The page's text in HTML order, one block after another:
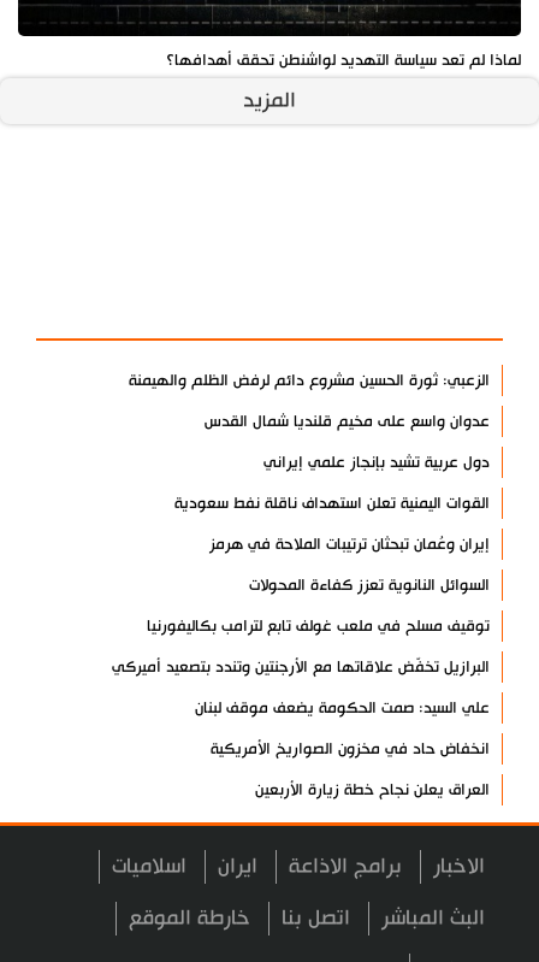
لماذا لم تعد سياسة التهديد لواشنطن تحقق أهدافها؟
المزيد
الزعبي: ثورة الحسين مشروع دائم لرفض الظلم والهيمنة
عدوان واسع على مخيم قلنديا شمال القدس
دول عربية تشيد بإنجاز علمي إيراني
القوات اليمنية تعلن استهداف ناقلة نفط سعودية
إيران وعُمان تبحثان ترتيبات الملاحة في هرمز
السوائل النانوية تعزز كفاءة المحولات
توقيف مسلح في ملعب غولف تابع لترامب بكاليفورنيا
البرازيل تخفّض علاقاتها مع الأرجنتين وتندد بتصعيد أميركي
علي السيد: صمت الحكومة يضعف موقف لبنان
انخفاض حاد في مخزون الصواريخ الأمريكية
العراق يعلن نجاح خطة زيارة الأربعين
رضائي: إيران جاهزة للدفاع عن سيادتها
رئيس بلدية طهران يلتقي مع متولي العتبة الحسينية ومحافظ كربلاء
تقرير مصور.. مراسم عزاء الأربعين بجوار مكان استشهاد الإمام
الاخبار برامج الاذاعة ايران اسلاميات
البث المباشر اتصل بنا خارطة الموقع